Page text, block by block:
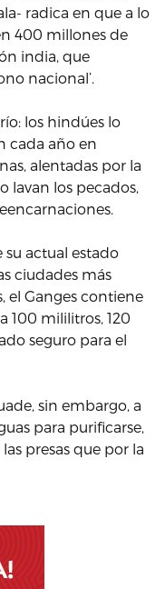
radica en que a lo
400 millones de
india, que
nacional’.
los hindúes lo
cada año en
alentadas por la
lavan los pecados,
actual estado
ciudades más
el Ganges contiene
100 mililitros, 120
seguro para el
sin embargo, a
para purificarse,
presas que por la